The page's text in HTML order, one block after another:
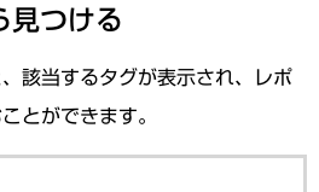
見つける
該当するタグが表示され、レポ
とができます。